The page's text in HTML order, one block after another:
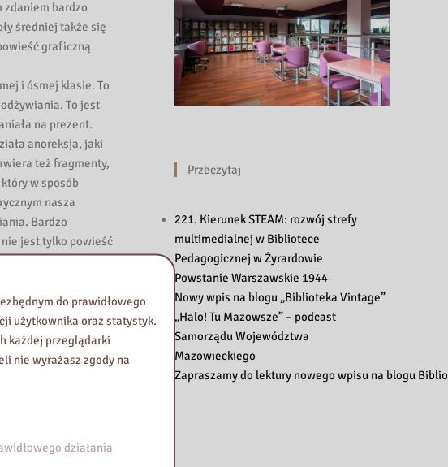
zdaniem bardzo
średniej także się
graficzną
i ósmej klasie. To
To jest
na prezent.
anoreksja, jaki
też fragmenty,
w sposób
nasza
Bardzo
jest tylko powieść
jest komiks M jak
jak przeżywamy
najbliższej osoby.
tego „monstrum”,
chce być sobą.
być, kto ma prawo
wydany przez Naszą
Wyjątkowa
stylistyce, to
Przeczytaj
221. Kierunek STEAM: rozwój strefy
multimedialnej w Bibliotece
Pedagogicznej w Żyrardowie
Powstanie Warszawskie 1944
Nowy wpis na blogu „Biblioteka Vintage”
„Halo! Tu Mazowsze” – podcast
Samorządu Województwa
Mazowieckiego
Zapraszamy do lektury nowego wpisu na blogu
do prawidłowego
użytkownika oraz statystyk.
każdej przeglądarki
nie wyrażasz zgody na
działania